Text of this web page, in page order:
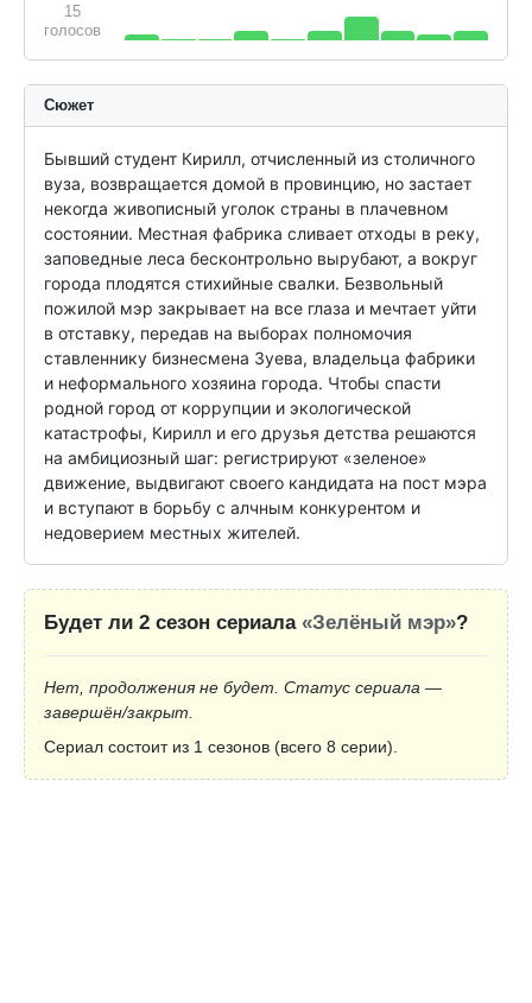
15
голосов
Сюжет
Бывший студент Кирилл, отчисленный из столичного
вуза, возвращается домой в провинцию, но застает
некогда живописный уголок страны в плачевном
состоянии. Местная фабрика сливает отходы в реку,
заповедные леса бесконтрольно вырубают, а вокруг
города плодятся стихийные свалки. Безвольный
пожилой мэр закрывает на все глаза и мечтает уйти
в отставку, передав на выборах полномочия
ставленнику бизнесмена Зуева, владельца фабрики
и неформального хозяина города. Чтобы спасти
родной город от коррупции и экологической
катастрофы, Кирилл и его друзья детства решаются
на амбициозный шаг: регистрируют «зеленое»
движение, выдвигают своего кандидата на пост мэра
и вступают в борьбу с алчным конкурентом и
недоверием местных жителей.
Будет ли 2 сезон сериала «Зелёный мэр»?
Нет, продолжения не будет. Статус сериала —
завершён/закрыт.
Сериал состоит из 1 сезонов (всего 8 серии).